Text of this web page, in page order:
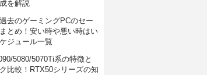
を解説
去のゲーミングPCのセー
とめ！安い時や悪い時はい
ジュール一覧
5080/5070Ti系の特徴と
比較！RTX50シリーズの知